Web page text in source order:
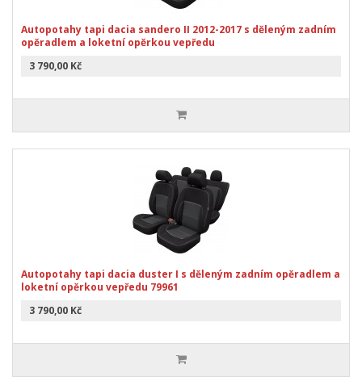
Autopotahy tapi dacia sandero II 2012-2017 s děleným zadním
opěradlem a loketní opěrkou vepředu
3 790,00 Kč
Autopotahy tapi dacia duster I s děleným zadním opěradlem a
loketní opěrkou vepředu 79961
3 790,00 Kč